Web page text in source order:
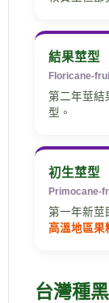
結果莖型
Floricane-
第二年莖結
型。
初生莖型
Primocane-
第一年新莖
高溫地區果
台灣種